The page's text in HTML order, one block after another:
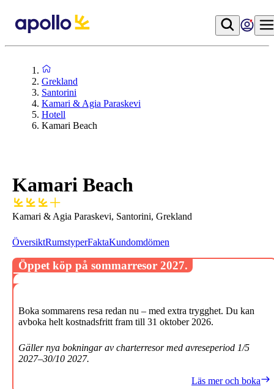
Grekland
Santorini
Kamari & Agia Paraskevi
Hotell
Kamari Beach
Kamari Beach
Kamari & Agia Paraskevi, Santorini, Grekland
ÖversiktRumstyperFaktaKundomdömen
Öppet köp på sommarresor 2027.
Boka sommarens resa redan nu – med extra trygghet. Du kan
avboka helt kostnadsfritt fram till 31 oktober 2026.
Gäller nya bokningar av charterresor med avreseperiod 1/5
2027–30/10 2027.
Läs mer och boka